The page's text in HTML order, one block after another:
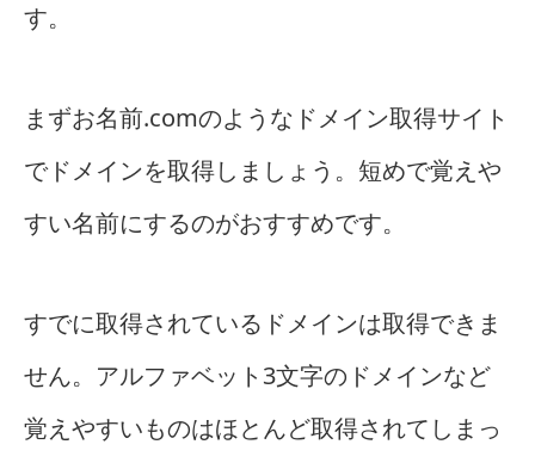
す。
まずお名前.comのようなドメイン取得サイト
でドメインを取得しましょう。短めで覚えや
すい名前にするのがおすすめです。
すでに取得されているドメインは取得できま
せん。アルファベット3文字のドメインなど
覚えやすいものはほとんど取得されてしまっ